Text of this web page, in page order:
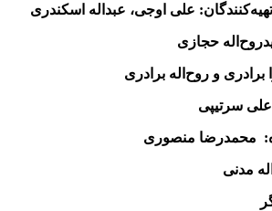
علی اوجی، عبداله اسکندری
حجازی
برادری و روح‌اله برادری
علی سرتیپی
محمدرضا منصوری
مدنی